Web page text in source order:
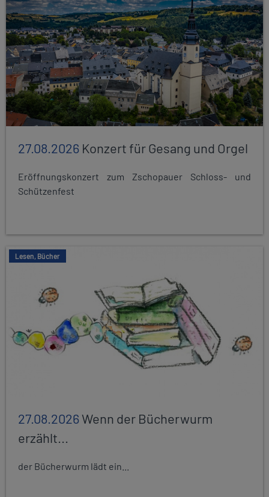
27.08.2026 Konzert für Gesang und Orgel
Eröffnungskonzert zum Zschopauer Schloss- und
Schützenfest
Lesen, Bücher
27.08.2026Wenn der Bücherwurm
erzählt...
der Bücherwurm lädt ein...